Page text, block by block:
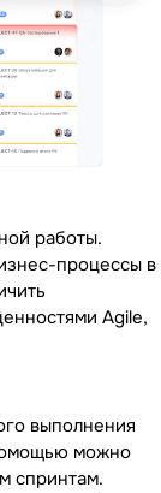
работы.
процессы в
Agile,
выполнения
можно
спринтам.